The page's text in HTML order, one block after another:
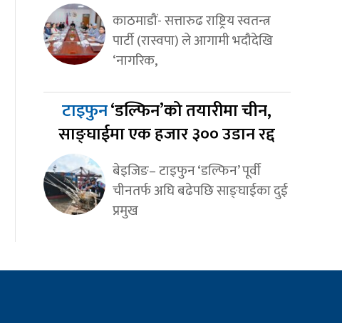
काठमाडौं- सत्तारुढ राष्ट्रिय स्वतन्त्र
पार्टी (रास्वपा) ले आगामी भदौदेखि
‘नागरिक,
टाइफुन‘डल्फिन’को तयारीमा चीन,
साङ्घाईमा एक हजार ३०० उडान रद्द
बेइजिङ– टाइफुन ‘डल्फिन’ पूर्वी
चीनतर्फ अघि बढेपछि साङ्घाईका दुई
प्रमुख